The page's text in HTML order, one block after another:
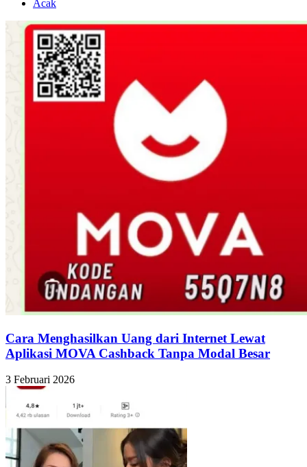
Acak
Cara Menghasilkan Uang dari Internet Lewat
Aplikasi MOVA Cashback Tanpa Modal Besar
3 Februari 2026